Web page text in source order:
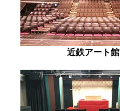
近鉄アート館